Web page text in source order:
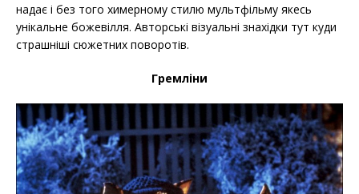
надає і без того химерному стилю мультфільму якесь
унікальне божевілля. Авторські візуальні знахідки тут куди
страшніші сюжетних поворотів.
Гремліни